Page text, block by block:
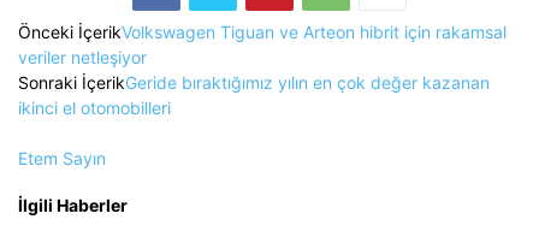
Önceki İçerikVolkswagen Tiguan ve Arteon hibrit için rakamsal
veriler netleşiyor
Sonraki İçerikGeride bıraktığımız yılın en çok değer kazanan
ikinci el otomobilleri
Etem Sayın
İlgili Haberler